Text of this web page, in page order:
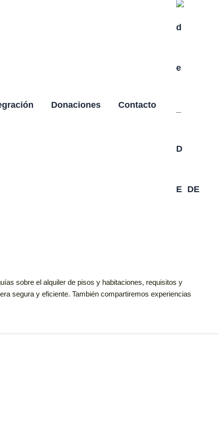
Donaciones Contacto
DE
sobre el alquiler de pisos y habitaciones, requisitos y
segura y eficiente. También compartiremos experiencias